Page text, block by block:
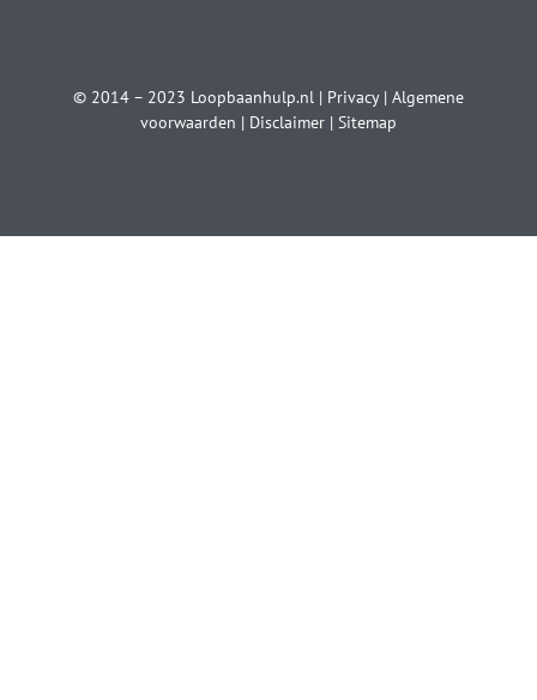
© 2014 – 2023 Loopbaanhulp.nl | Privacy| Algemene
voorwaarden | Disclaimer | Sitemap